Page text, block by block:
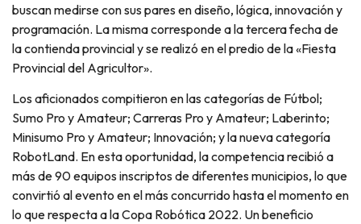
buscan medirse con sus pares en diseño, lógica, innovación y
programación. La misma corresponde a la tercera fecha de
la contienda provincial y se realizó en el predio de la «Fiesta
Provincial del Agricultor».
Los aficionados compitieron en las categorías de Fútbol;
Sumo Pro y Amateur; Carreras Pro y Amateur; Laberinto;
Minisumo Pro y Amateur; Innovación; y la nueva categoría
RobotLand. En esta oportunidad, la competencia recibió a
más de 90 equipos inscriptos de diferentes municipios, lo que
convirtió al evento en el más concurrido hasta el momento en
lo que respecta a la Copa Robótica 2022. Un beneficio